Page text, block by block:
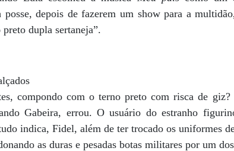
depois de fazerem um show para a
dupla sertaneja”.
compondo com o terno preto com risca de
Gabeira, errou. O usuário do estranho
indica, Fidel, além de ter trocado os uniformes
as duras e pesadas botas militares por um dos